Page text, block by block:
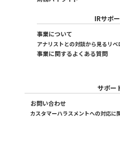
IRサポ
事業について
アナリストとの対談から見るリベ
事業に関するよくある質問
サポー
お問い合わせ
カスタマーハラスメントへの対応に